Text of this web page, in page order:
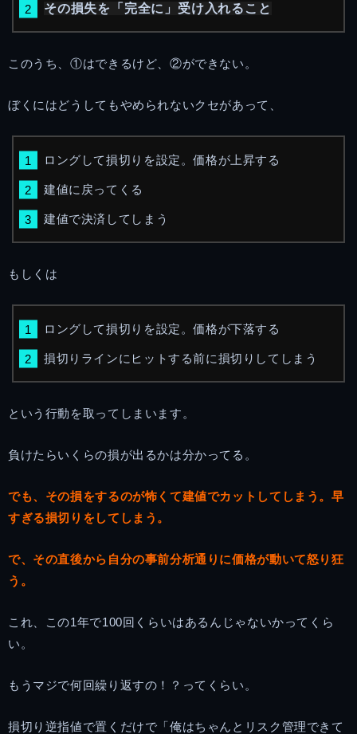
その損失を「完全に」受け入れること
このうち、①はできるけど、②ができない。
ぼくにはどうしてもやめられないクセがあって、
ロングして損切りを設定。価格が上昇する
建値に戻ってくる
建値で決済してしまう
もしくは
ロングして損切りを設定。価格が下落する
損切りラインにヒットする前に損切りしてしまう
という行動を取ってしまいます。
負けたらいくらの損が出るかは分かってる。
でも、その損をするのが怖くて建値でカットしてしまう。早
すぎる損切りをしてしまう。
で、その直後から自分の事前分析通りに価格が動いて怒り狂
う。
これ、この1年で100回くらいはあるんじゃないかってくら
い。
もうマジで何回繰り返すの！？ってくらい。
損切り逆指値で置くだけで「俺はちゃんとリスク管理できて